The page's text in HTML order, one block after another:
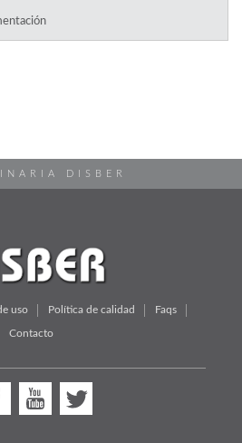
DISBER
uso Política de calidad Faqs
Contacto